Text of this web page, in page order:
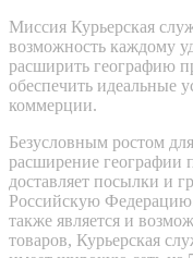
Миссия Курьерская
возможность каждому
расширить географию
обеспечить идеальные
коммерции.
Безусловным ростом
расширение географии
доставляет посылки и
Российскую
также является и
товаров, Курьерская